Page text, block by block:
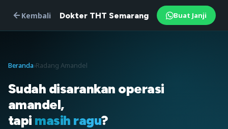
Kembali Dokter THT Semarang Buat Janji
Beranda›Radang Amandel
Sudah disarankan operasi
amandel,
tapi masih ragu?